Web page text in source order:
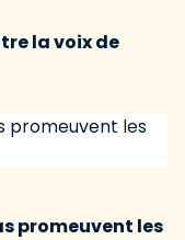
la voix de
promeuvent les